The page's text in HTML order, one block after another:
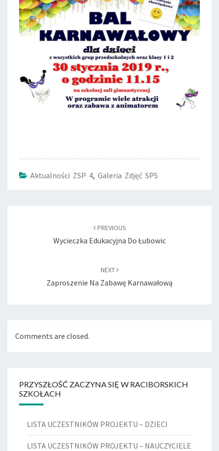
Aktualności ZSP 4, Galeria Zdjęć SP5
PREVIOUS
Wycieczka Edukacyjna Do Łubowic
NEXT
Zaproszenie Na Zabawę Karnawałową
Comments are closed.
PRZYSZŁOŚĆ ZACZYNA SIĘ W RACIBORSKICH
SZKOŁACH
LISTA UCZESTNIKÓW PROJEKTU – DZIECI
LISTA UCZESTNIKÓW PROJEKTU – NAUCZYCIELE